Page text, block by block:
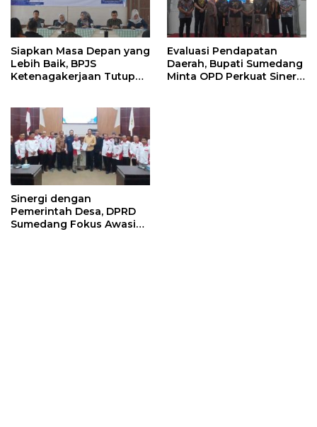
Siapkan Masa Depan yang
Lebih Baik, BPJS
Ketenagakerjaan Tutup
Evaluasi Pendapatan
Daerah, Bupati Sumedang
Minta OPD Perkuat Sinergi
Sinergi dengan
Pemerintah Desa, DPRD
Sumedang Fokus Awasi